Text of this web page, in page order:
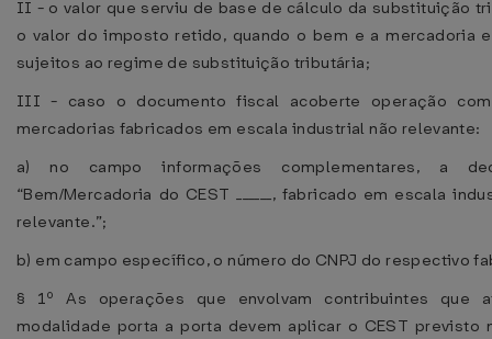
II - o valor que serviu de base de cálculo da substituição
o valor do imposto retido, quando o bem e a mercadoria
sujeitos ao regime de substituição tributária;
III - caso o documento fiscal acoberte operação
mercadorias fabricados em escala industrial não relevante:
a) no campo informações complementares, a
“Bem/Mercadoria do CEST ______, fabricado em escala
relevante.”;
b) em campo específico, o número do CNPJ do respectivo
§ 1º As operações que envolvam contribuintes que
modalidade porta a porta devem aplicar o CEST previsto